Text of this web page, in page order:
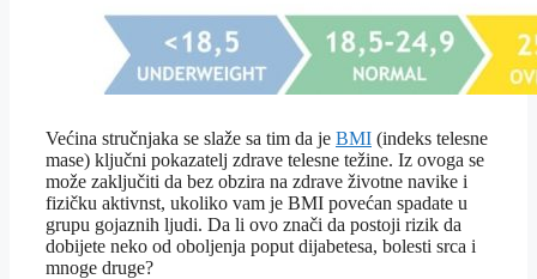
Većina stručnjaka se slaže sa tim da je BMI (indeks telesne
mase) ključni pokazatelj zdrave telesne težine. Iz ovoga se
može zaključiti da bez obzira na zdrave životne navike i
fizičku aktivnst, ukoliko vam je BMI povećan spadate u
grupu gojaznih ljudi. Da li ovo znači da postoji rizik da
dobijete neko od oboljenja poput dijabetesa, bolesti srca i
mnoge druge?